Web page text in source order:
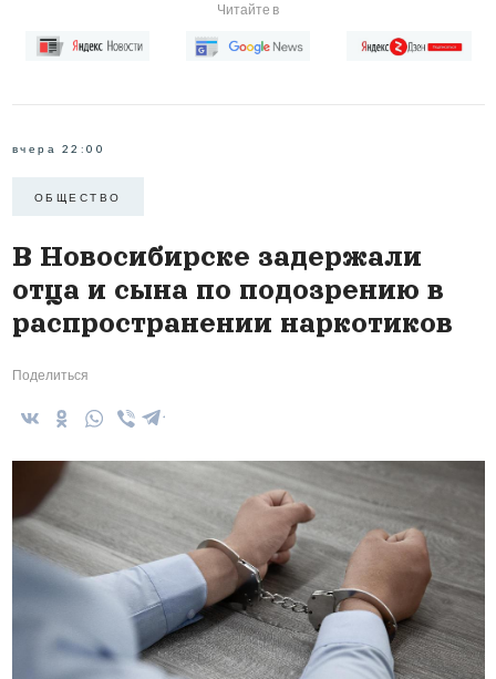
Читайте в
вчера 22:00
ОБЩЕСТВО
В Новосибирске задержали
отца и сына по подозрению в
распространении наркотиков
Поделиться